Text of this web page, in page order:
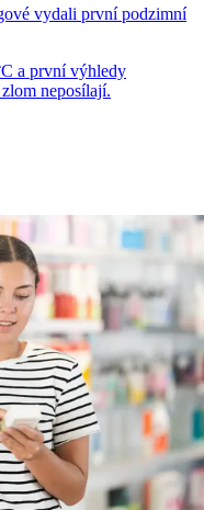
vydali první podzimní
a první výhledy
neposílají.